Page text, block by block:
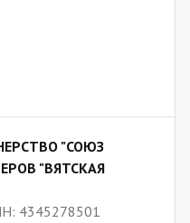
"СОЮЗ
"ВЯТСКАЯ
4345278501